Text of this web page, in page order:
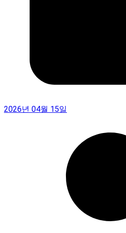
2026년 04월 15일